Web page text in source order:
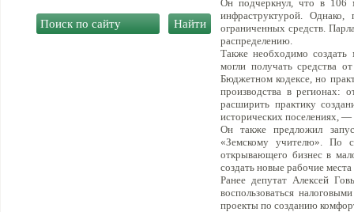
Он подчеркнул, что в 106
инфраструктурой.
ограниченных средств.
распределению.
Также необходимо создать
могли получать средства
Бюджетном кодексе, но
производства в регионах:
расширить практику
исторических поселениях,
Он также предложил
«Земскому учителю». По
открывающего бизнес в
создать новые рабочие
Ранее депутат Алексей
воспользоваться
проекты по созданию